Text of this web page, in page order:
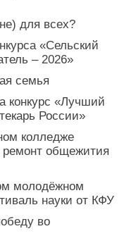
для всех?
«Сельский
– 2026»
семья
конкурс «Лучший
России»
колледже
ремонт общежития
молодёжном
науки от КФУ
во